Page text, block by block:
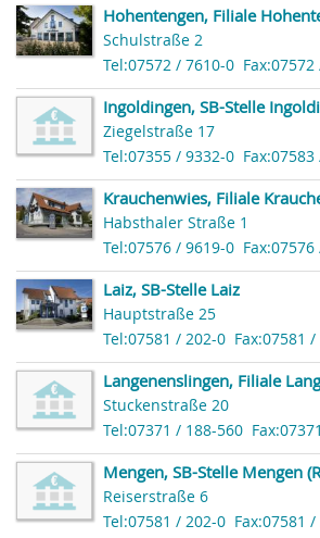
Hohentengen, Filiale
Schulstraße 2
Tel:07572 / 7610-0
Ingoldingen, SB-Stelle
Ziegelstraße 17
Tel:07355 / 9332-0
Krauchenwies, Filiale
Habsthaler Straße 1
Tel:07576 / 9619-0
Laiz, SB-Stelle Laiz
Hauptstraße 25
Tel:07581 / 202-0 Fax:07581
Langenenslingen, Filiale
Stuckenstraße 20
Tel:07371 / 188-560
Mengen, SB-Stelle Mengen
Reiserstraße 6
Tel:07581 / 202-0 Fax:07581